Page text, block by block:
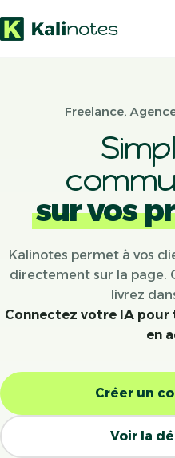
Freelance,
sur vos
Kalinotes permet à vos
directement sur la page.
livrez
Connectez votre IA
en
Créer un
Voir la